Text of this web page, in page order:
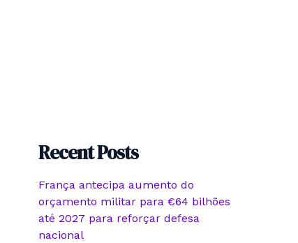
Recent Posts
França antecipa aumento do
orçamento militar para €64 bilhões
até 2027 para reforçar defesa
nacional